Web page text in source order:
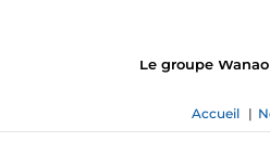
Le groupe Wanao
Accueil